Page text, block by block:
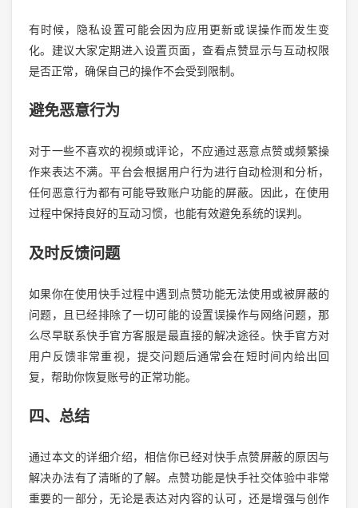
有时候，隐私设置可能会因为应用更新或误操作而发生变
化。建议大家定期进入设置页面，查看点赞显示与互动权限
是否正常，确保自己的操作不会受到限制。
避免恶意行为
对于一些不喜欢的视频或评论，不应通过恶意点赞或频繁操
作来表达不满。平台会根据用户行为进行自动检测和分析，
任何恶意行为都有可能导致账户功能的屏蔽。因此，在使用
过程中保持良好的互动习惯，也能有效避免系统的误判。
及时反馈问题
如果你在使用快手过程中遇到点赞功能无法使用或被屏蔽的
问题，且已经排除了一切可能的设置误操作与网络问题，那
么尽早联系快手官方客服是最直接的解决途径。快手官方对
用户反馈非常重视，提交问题后通常会在短时间内给出回
复，帮助你恢复账号的正常功能。
四、总结
通过本文的详细介绍，相信你已经对快手点赞屏蔽的原因与
解决办法有了清晰的了解。点赞功能是快手社交体验中非常
重要的一部分，无论是表达对内容的认可，还是增强与创作